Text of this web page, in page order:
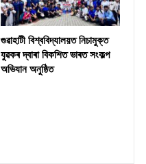
গুৱাহাটী বিশ্ববিদ্যালয়ত নিচামুক্ত
যুৱকৰ দ্বাৰা বিকশিত ভাৰত সংকল্প
অভিযান অনুষ্ঠিত